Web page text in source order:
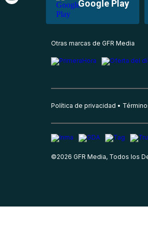
Google Play
Otras marcas de GFR Media
Política de privacidad
©2026 GFR Media, Todos los